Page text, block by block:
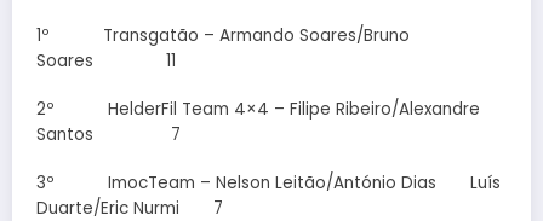
1º Transgatão – Armando Soares/Bruno
Soares 11
2º HelderFil Team 4×4 – Filipe Ribeiro/Alexandre
Santos 7
3º ImocTeam – Nelson Leitão/António Dias Luís
Duarte/Eric Nurmi 7